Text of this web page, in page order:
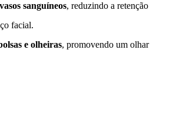
sanguíneos, reduzindo a retenção
facial.
e olheiras, promovendo um olhar